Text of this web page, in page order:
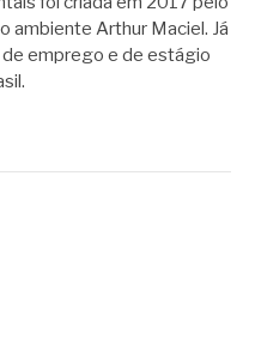
ambiente Arthur Maciel. Já
emprego e de estágio